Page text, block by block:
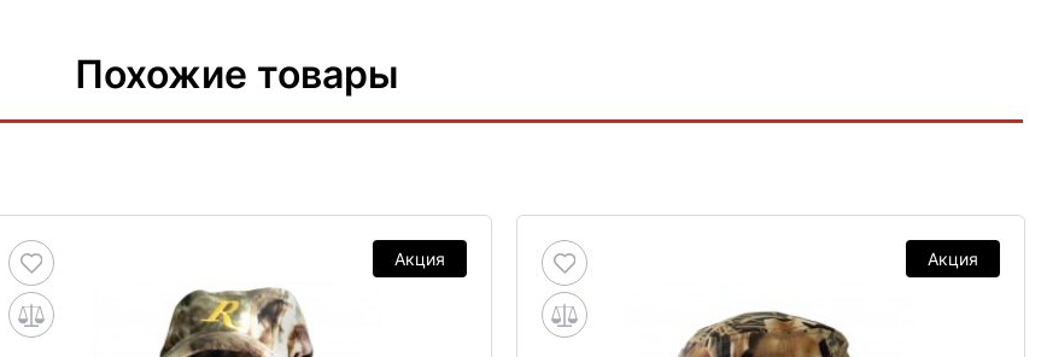
Похожие товары
Акция Акция